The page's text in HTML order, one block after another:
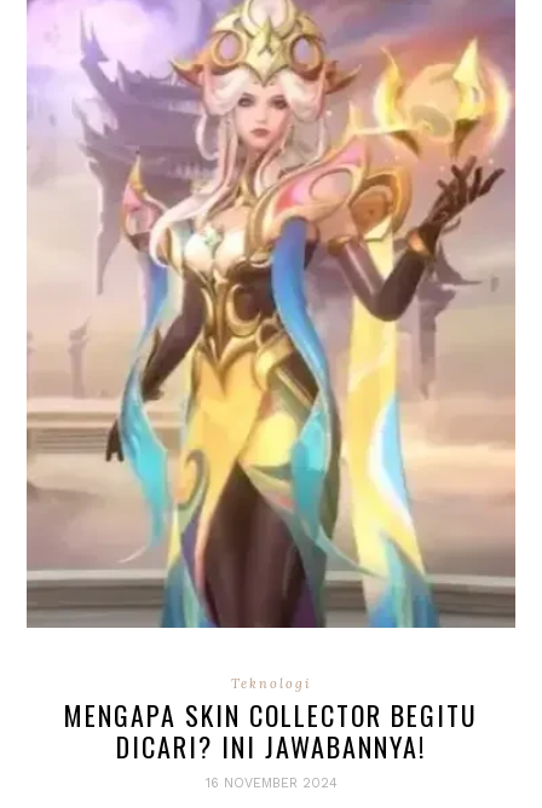
Teknologi
MENGAPA SKIN COLLECTOR BEGITU
DICARI? INI JAWABANNYA!
16 NOVEMBER 2024